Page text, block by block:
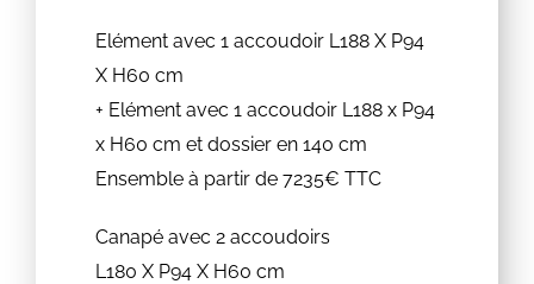
Elément avec 1 accoudoir L188 X P94
X H60 cm
+ Elément avec 1 accoudoir L188 x P94
x H60 cm et dossier en 140 cm
Ensemble à partir de 7235€ TTC
Canapé avec 2 accoudoirs
L180 X P94 X H60 cm